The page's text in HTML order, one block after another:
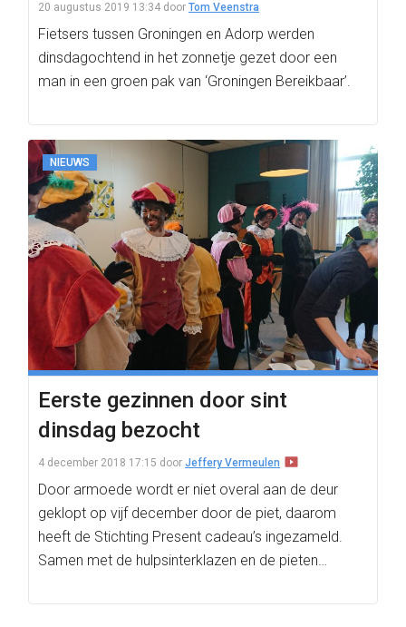
20 augustus 2019 13:34 door Tom Veenstra
Fietsers tussen Groningen en Adorp werden
dinsdagochtend in het zonnetje gezet door een
man in een groen pak van ‘Groningen Bereikbaar’.
NIEUWS
Eerste gezinnen door sint
dinsdag bezocht
4 december 2018 17:15 door Jeffery Vermeulen
Door armoede wordt er niet overal aan de deur
geklopt op vijf december door de piet, daarom
heeft de Stichting Present cadeau’s ingezameld.
Samen met de hulpsinterklazen en de pieten…